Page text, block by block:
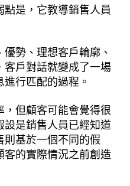
是，它教導銷售人員
勢、理想客戶輪廓、
戶對話就變成了一場
行匹配的過程。
但顧客可能會覺得很
是銷售人員已經知道
基於一個不同的假
的實際情況之前創造